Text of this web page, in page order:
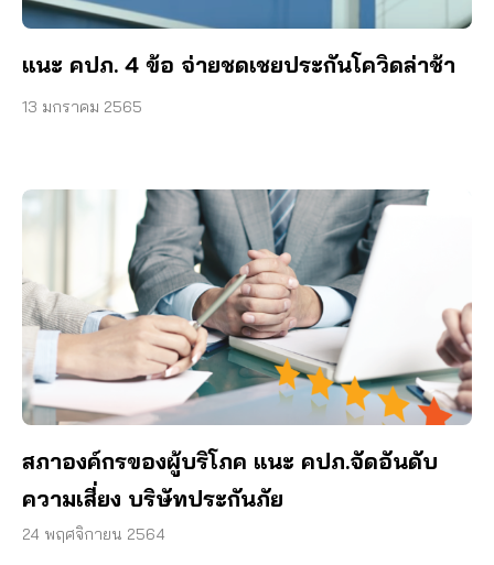
แนะ คปภ. 4 ข้อ จ่ายชดเชยประกันโควิดล่าช้า
13 มกราคม 2565
สภาองค์กรของผู้บริโภค แนะ คปภ.จัดอันดับ
ความเสี่ยง บริษัทประกันภัย
24 พฤศจิกายน 2564